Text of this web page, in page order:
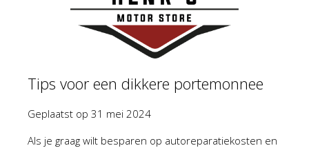
Tips voor een dikkere portemonnee
Geplaatst op 31 mei 2024
Als je graag wilt besparen op autoreparatiekosten en